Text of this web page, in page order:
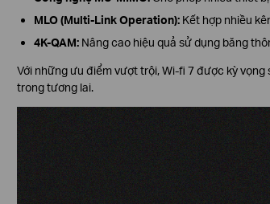
MLO (Multi-Link Operation):Kết hợp nhiều
4K-QAM:Nâng cao hiệu quả sử dụng băng
Với những ưu điểm vượt trội, Wi-fi 7 được kỳ
trong tương lai.